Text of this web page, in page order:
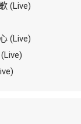
(Live)
(Live)